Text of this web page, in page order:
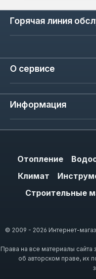
Горячая линия
О сервисе
Информация
Отопление
Климат
Строительные
© 2009 - 2026 Интернет-
Права на все материалы
об авторском праве, их